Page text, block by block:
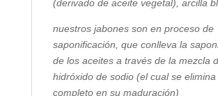
(derivado de aceite vegetal), arcilla
nuestros jabones son en proceso de
saponificación, que conlleva la
de los aceites a través de la mezcla
hidróxido de sodio (el cual se
completo en su maduración)